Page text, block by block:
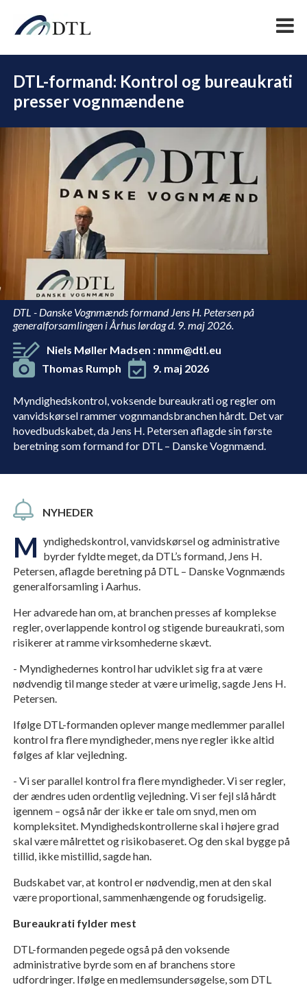
NYHEDER
DTL-formand: Kontrol og bureaukrati
presser vognmændene
Myndighedskontrol, voksende bureaukrati og regler om
vanvidskørsel rammer vognmandsbranchen hårdt. Det var
hovedbudskabet, da Jens H. Petersen aflagde sin første
beretning som formand for DTL – Danske Vognmænd.
DTL - Danske Vognmænds formand Jens H. Petersen på
generalforsamlingen i Århus lørdag d. 9. maj 2026.
Niels Møller Madsen : nmm@dtl.eu
Thomas Rumph
9. maj 2026
M yndighedskontrol, vanvidskørsel og administrative
byrder fyldte meget, da DTL’s formand, Jens H.
Petersen, aflagde beretning på DTL – Danske Vognmænds
generalforsamling i Aarhus.
Her advarede han om, at branchen presses af komplekse
regler, overlappende kontrol og stigende bureaukrati, som
risikerer at ramme virksomhederne skævt.
- Myndighedernes kontrol har udviklet sig fra at være
nødvendig til mange steder at være urimelig, sagde Jens H.
Petersen.
Ifølge DTL-formanden oplever mange medlemmer parallel
kontrol fra flere myndigheder, mens nye regler ikke altid
følges af klar vejledning.
- Vi ser parallel kontrol fra flere myndigheder. Vi ser regler,
der ændres uden ordentlig vejledning. Vi ser fejl slå hårdt
igennem – også når der ikke er tale om snyd, men om
kompleksitet. Myndighedskontrollerne skal i højere grad
skal være målrettet og risikobaseret. Og den skal bygge på
tillid, ikke mistillid, sagde han.
Budskabet var, at kontrol er nødvendig, men at den skal
være proportional, sammenhængende og forudsigelig.
Bureaukrati fylder mest
DTL-formanden pegede også på den voksende
administrative byrde som en af branchens store
udfordringer. Ifølge en medlemsundersøgelse, som DTL